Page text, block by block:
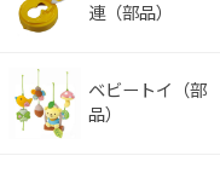
連（部品）
ベビートイ（部
品）